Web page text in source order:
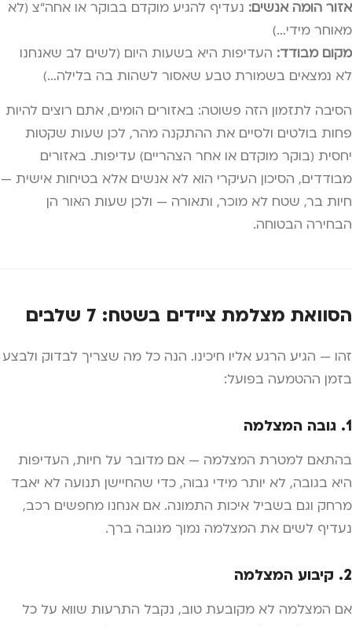
אזור הומה אנשים: נעדיף להגיע מוקדם בבוקר או אחה"צ (לא
מאוחר מידי…)
מקום מבודד: העדיפות היא בשעות היום (לשים לב שאנחנו
לא נמצאים בשמורת טבע שאסור לשהות בה בלילה…)
הסיבה לתזמון הזה פשוטה: באזורים הומים, אתם רוצים להיות
פחות בולטים ולסיים את ההתקנה מהר, לכן שעות שקטות
יחסית (בוקר מוקדם או אחר הצהריים) עדיפות. באזורים
מבודדים, הסיכון העיקרי הוא לא אנשים אלא בטיחות אישית —
חיות בר, שטח לא מוכר, ותאורה — ולכן שעות האור הן
הבחירה הבטוחה.
הסוואת מצלמת ציידים בשטח: 7 שלבים
זהו — הגיע הרגע אליו חיכינו. הנה כל מה שצריך לבדוק ולבצע
בזמן ההטמעה בפועל:
1. גובה המצלמה
בהתאם למטרת המצלמה — אם מדובר על חיות, העדיפות
היא בגובה, לא יותר מידי גבוה, כדי שהחיישן תנועה לא יאבד
מרחק וגם בשביל איכות התמונה. אם אנחנו מחפשים רכב,
נעדיף לשים את המצלמה נמוך מגובה ברך.
2. קיבוע המצלמה
אם המצלמה לא מקובעת טוב, נקבל התרעות שווא על כל